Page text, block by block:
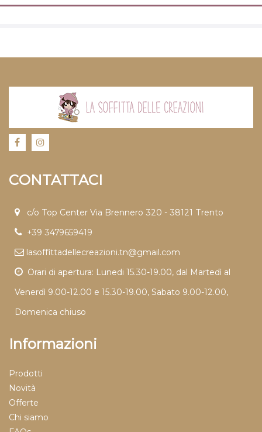
CONTATTACI
c/o Top Center Via Brennero 320 - 38121 Trento
+39 3479659419
lasoffittadellecreazioni.tn@gmail.com
Orari di apertura: Lunedi 15.30-19.00, dal Martedì al
Venerdì 9.00-12.00 e 15.30-19.00, Sabato 9.00-12.00,
Domenica chiuso
Informazioni
Prodotti
Novità
Offerte
Chi siamo